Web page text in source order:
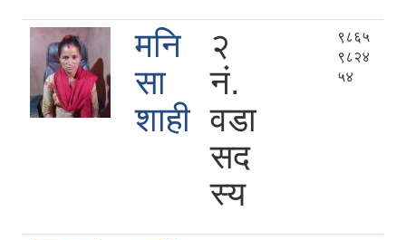
मनि
सा
शाही
२
नं.
वडा
सद
स्य
९८६५
९८२४
५४